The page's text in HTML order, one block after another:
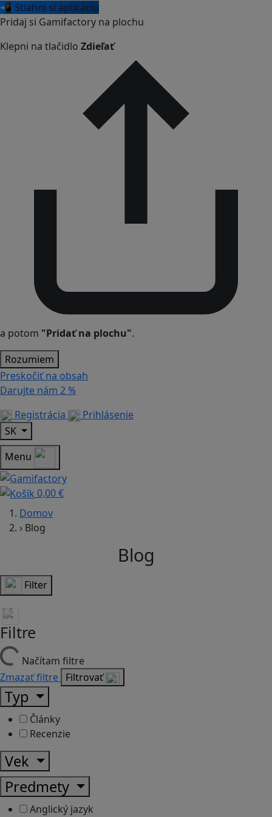
📲 Stiahni si aplikáciu
Pridaj si Gamifactory na plochu
Klepni na tlačidlo Zdieľať
a potom "Pridať na plochu".
Rozumiem
Preskočiť na obsah
Darujte nám 2 %
Registrácia
Prihlásenie
SK
Menu
0,00 €
Domov
› Blog
Blog
Filter
Filtre
Načítam filtre
Zmazať filtre Filtrovať
Typ
Články
Recenzie
Vek
Predmety
Anglický jazyk